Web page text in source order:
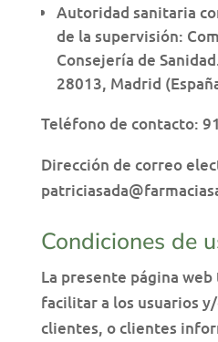
Autoridad sanitaria
de la supervisión:
Consejería de
28013, Madrid
Teléfono de contacto:
Dirección de correo
Condiciones de
La presente página
facilitar a los usuarios
clientes, o clientes